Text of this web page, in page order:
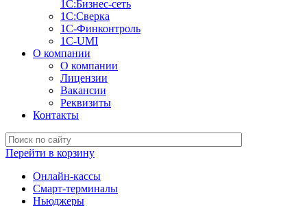
1С:Бизнес-сеть
1С:Сверка
1С-Финконтроль
1C-UMI
О компании
О компании
Лицензии
Вакансии
Реквизиты
Контакты
Перейти в корзину
Онлайн-кассы
Смарт-терминалы
Ньюджеры